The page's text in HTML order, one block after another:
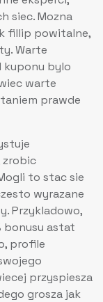
siec. Mozna
fillip powitalne,
Warte
kuponu bylo
warte
prawde
zrobic
to stac sie
wyrazane
Przykladowo,
bonusu astat
profile
przyspiesza
grosza jak